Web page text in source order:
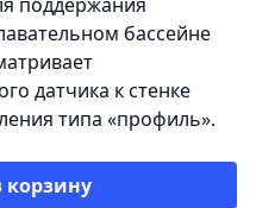
бассейне
датчика к стенке
типа «профиль».
корзину